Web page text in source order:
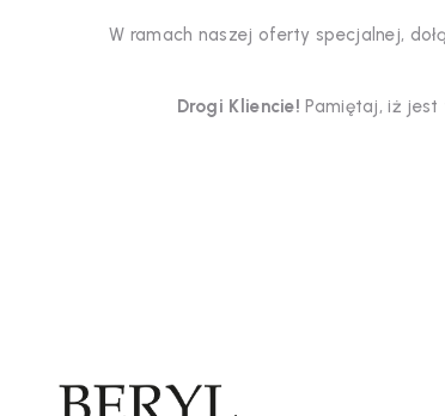
W ramach naszej oferty specjalnej,
Drogi Kliencie! Pamiętaj, iż jest